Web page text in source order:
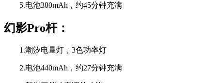
5.电池380mAh，约45分钟充满
幻影Pro杆：
1.潮汐电量灯，3色功率灯
2.电池440mAh，约27分钟充满